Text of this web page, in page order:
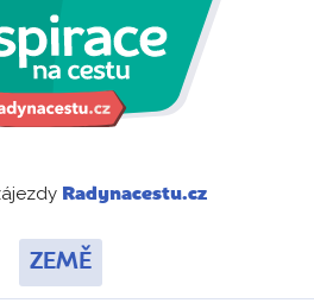
Radynacestu.cz
ZEMĚ